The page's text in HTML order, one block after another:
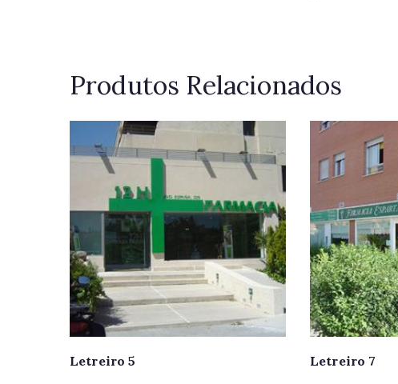
Produtos Relacionados
Letreiro 5 Letreiro 7